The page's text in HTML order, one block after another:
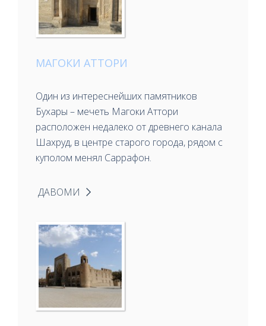
МАГОКИ АТТОРИ
Один из интереснейших памятников
Бухары – мечеть Магоки Аттори
расположен недалеко от древнего канала
Шахруд, в центре старого города, рядом с
куполом менял Саррафон.
ДАВОМИ